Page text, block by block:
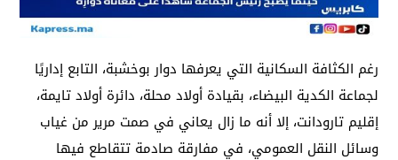
رغم الكثافة السكانية التي يعرفها دوار بوخشبة، التابع إداريًا
لجماعة الكدية البيضاء، بقيادة أولاد محلة، دائرة أولاد تايمة،
إقليم تارودانت، إلا أنه ما زال يعاني في صمت مرير من غياب
وسائل النقل العمومي، في مفارقة صادمة تتقاطع فيها